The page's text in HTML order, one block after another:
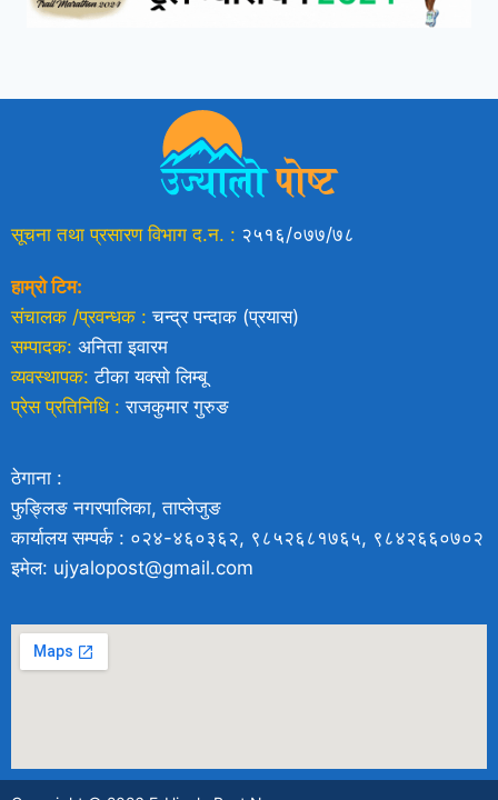
सूचना तथा प्रसारण विभाग द.न. : २५१६/०७७/७८
हाम्रो टिम:
संचालक /प्रवन्धक : चन्द्र पन्दाक (प्रयास)
सम्पादक: अनिता इवारम
व्यवस्थापक: टीका यक्साे लिम्बू
प्रेस प्रतिनिधि : राजकुमार गुरुङ
ठेगाना :
फुङ्लिङ नगरपालिका, ताप्लेजुङ
कार्यालय सम्पर्क : ०२४-४६०३६२, ९८५२६८१७६५, ९८४२६६०७०२
इमेल: ujyalopost@gmail.com